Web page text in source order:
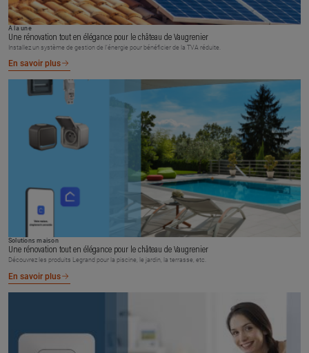
À la une
Une rénovation tout en élégance pour le château de Vaugrenier
Installez un système de gestion de l’énergie pour bénéficier de la TVA réduite.
En savoir plus
Solutions maison
Une rénovation tout en élégance pour le château de Vaugrenier
Découvrez les produits Legrand pour la piscine, le jardin, la terrasse, etc.
En savoir plus